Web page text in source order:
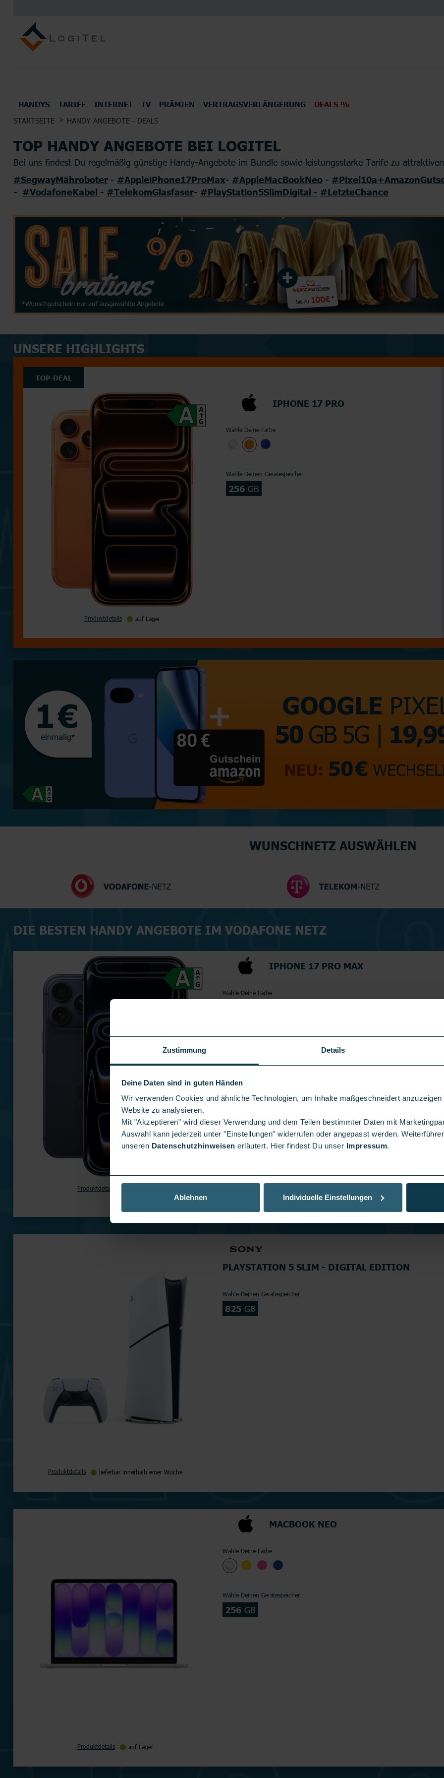
Zustimmung Details
Deine Daten sind in guten Händen
Wir verwenden Cookies und ähnliche Technologien, um Inhalte maßgeschneidert
Website zu analysieren.
Mit "Akzeptieren" wird dieser Verwendung und dem Teilen bestimmter Daten mit
Auswahl kann jederzeit unter "Einstellungen" widerrufen oder angepasst werden.
unseren Datenschutzhinweisen erläutert. Hier findest Du unser Impressum.
Ablehnen Individuelle Einstellungen
HANDYS
ALLE HANDYS UND SMARTPHONES
ALLE HERSTELLER
TARIFE
TOP MOBILFUNK ANBIETER
TOP HANDYTARIFE
SIM Only Handyvertrag Junge Leute Kombitarife
TOP AKTIONEN
INTERNET
INTERNETANBIETER
INTERNETTARIFE
DSL Glasfaser LTE
TOP AKTIONEN
TV
UNSERE BESTEN TV TARIFE
PRÄMIEN
PRÄMIEN
Kopfhörer
Konsolen
VERTRAGSVERLÄNGERUNG DEALS %
UNSERE TOP DEALS FÜR DICH
STARTSEITE HANDY ANGEBOTE - DEALS
TOP HANDY ANGEBOTE BEI LOGITEL
Bei uns findest Du regelmäßig günstige Handy-Angebote im Bundle sowie leistungsstarke Tarife zu
#SegwayMähroboter - #AppleiPhone17ProMax- #AppleMacBookNeo -
- #VodafoneKabel - #TelekomGlasfaser- #PlayStation5SlimDigital - #LetzteChance
UNSERE HIGHLIGHTS
TOP-DEAL
Produktdetails auf Lager
IPHONE 17 PRO
Wähle Deine Farbe
Wähle Deinen Gerätespeicher
256 GB
WUNSCHNETZ AUSWÄHLEN
DIE BESTEN HANDY ANGEBOTE IM VODAFONE NETZ
Produktdetails
IPHONE 17 PRO MAX
Wähle Deine Farbe
Wähle Deinen Gerätespeicher
Produktdetails lieferbar innerhalb einer Woche
PLAYSTATION 5 SLIM - DIGITAL EDITION
Wähle Deinen Gerätespeicher
825 GB
Produktdetails auf Lager
MACBOOK NEO
Wähle Deine Farbe
Wähle Deinen Gerätespeicher
256 GB